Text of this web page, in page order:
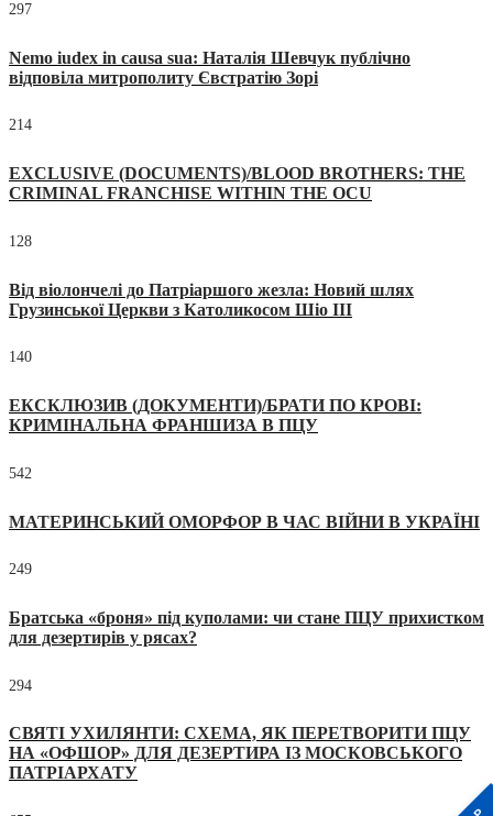
297
Nemo iudex in causa sua: Наталія Шевчук публічно
відповіла митрополиту Євстратію Зорі
214
EXCLUSIVE (DOCUMENTS)/BLOOD BROTHERS: THE
CRIMINAL FRANCHISE WITHIN THE OCU
128
Від віолончелі до Патріаршого жезла: Новий шлях
Грузинської Церкви з Католикосом Шіо III
140
ЕКСКЛЮЗИВ (ДОКУМЕНТИ)/БРАТИ ПО КРОВІ:
КРИМІНАЛЬНА ФРАНШИЗА В ПЦУ
542
МАТЕРИНСЬКИЙ ОМОРФОР В ЧАС ВІЙНИ В УКРАЇНІ
249
Братська «броня» під куполами: чи стане ПЦУ прихистком
для дезертирів у рясах?
294
СВЯТІ УХИЛЯНТИ: СХЕМА, ЯК ПЕРЕТВОРИТИ ПЦУ
НА «ОФШОР» ДЛЯ ДЕЗЕРТИРА ІЗ МОСКОВСЬКОГО
ПАТРІАРХАТУ